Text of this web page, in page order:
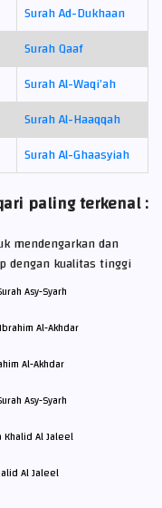
Surah Ad-Dukhaan
Surah Qaaf
Surah Al-Waqi’ah
Surah Al-Haaqqah
Surah Al-Ghaasyiah
paling terkenal :
mendengarkan dan
dengan kualitas tinggi
Al-Akhdar
Al Jaleel